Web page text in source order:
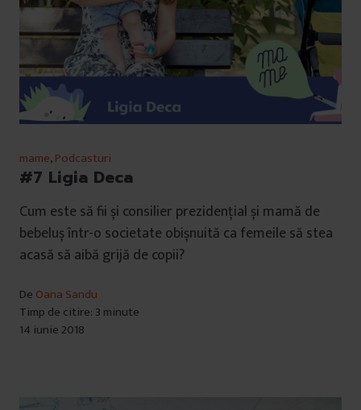
mame,Podcasturi
#7 Ligia Deca
Cum este să fii și consilier prezidențial și mamă de
bebeluș într-o societate obișnuită ca femeile să stea
acasă să aibă grijă de copii?
De Oana Sandu
Timp de citire: 3 minute
14 iunie 2018